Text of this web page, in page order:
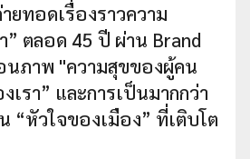
ยทอดเรื่องราวความ
ตลอด 45 ปี ผ่าน Brand
นภาพ "ความสุขของผู้คน
เรา” และการเป็นมากกว่า
“หัวใจของเมือง” ที่เติบโต